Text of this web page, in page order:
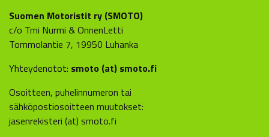
Suomen Motoristit ry (SMOTO)
c/o Tmi Nurmi & OnnenLetti
Tommolantie 7, 19950 Luhanka
Yhteydenotot: smoto (at) smoto.fi
Osoitteen, puhelinnumeron tai
sähköpostiosoitteen muutokset:
jasenrekisteri (at) smoto.fi